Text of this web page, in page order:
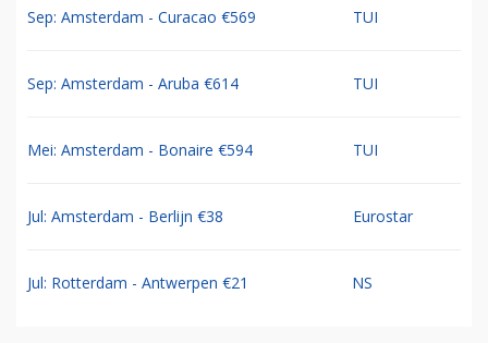
Sep: Amsterdam - Curacao €569 TUI
Sep: Amsterdam - Aruba €614 TUI
Mei: Amsterdam - Bonaire €594 TUI
Jul: Amsterdam - Berlijn €38 Eurostar
Jul: Rotterdam - Antwerpen €21 NS